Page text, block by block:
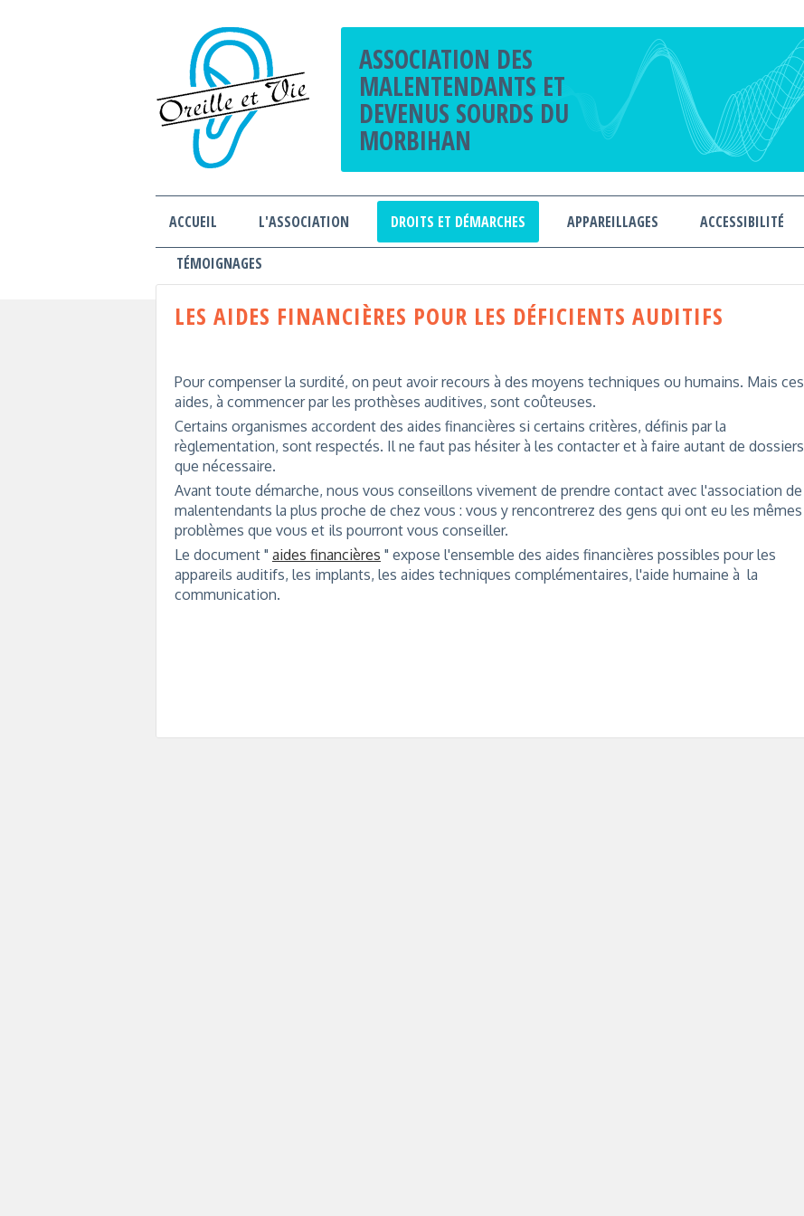
ACCUEIL L'ASSOCIATION DROITS ET DÉMARCHES APPAREILLAGES ACCESSIBILITÉ
TÉMOIGNAGES
ASSOCIATION DES
MALENTENDANTS ET
DEVENUS SOURDS DU
MORBIHAN
LES AIDES FINANCIÈRES POUR LES DÉFICIENTS AUDITIFS
Pour compenser la surdité, on peut avoir recours à des moyens techniques ou humains. Mais ces
aides, à commencer par les prothèses auditives, sont coûteuses.
Certains organismes accordent des aides financières si certains critères, définis par la
règlementation, sont respectés. Il ne faut pas hésiter à les contacter et à faire autant de dossiers
que nécessaire.
Avant toute démarche, nous vous conseillons vivement de prendre contact avec l'association de
malentendants la plus proche de chez vous : vous y rencontrerez des gens qui ont eu les mêmes
problèmes que vous et ils pourront vous conseiller.
Le document " aides financières " expose l'ensemble des aides financières possibles pour les
appareils auditifs, les implants, les aides techniques complémentaires, l'aide humaine à la
communication.